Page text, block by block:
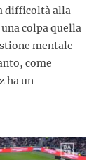
difficoltà alla
colpa quella
mentale
come
ha un